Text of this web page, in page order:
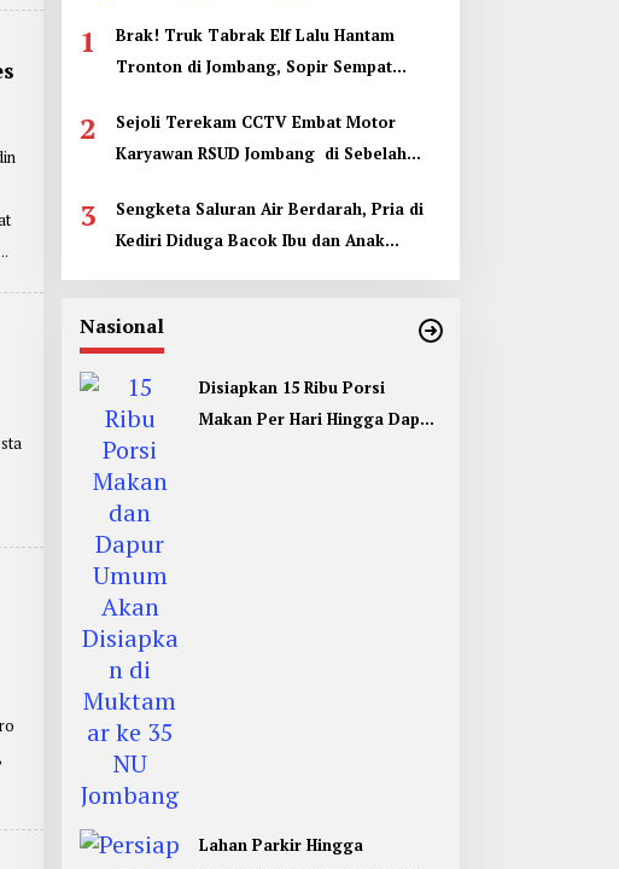
1
Brak! Truk Tabrak Elf Lalu Hantam
Tronton di Jombang, Sopir Sempat
2
Sejoli Terekam CCTV Embat Motor
Karyawan RSUD Jombang di Sebelah
3
Sengketa Saluran Air Berdarah, Pria di
Kediri Diduga Bacok Ibu dan Anak
Nasional
Disiapkan 15 Ribu Porsi
Makan Per Hari Hingga Dapur
Lahan Parkir Hingga